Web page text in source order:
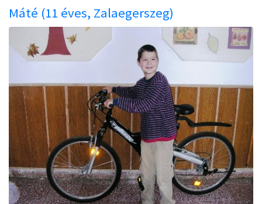
Máté (11 éves, Zalaegerszeg)